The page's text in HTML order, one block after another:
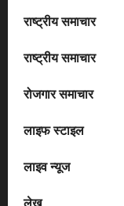
राष्ट्रीय समाचार
राष्ट्रीय समाचार
रोजगार समाचार
लाइफ स्टाइल
लाइव न्यूज
लेख